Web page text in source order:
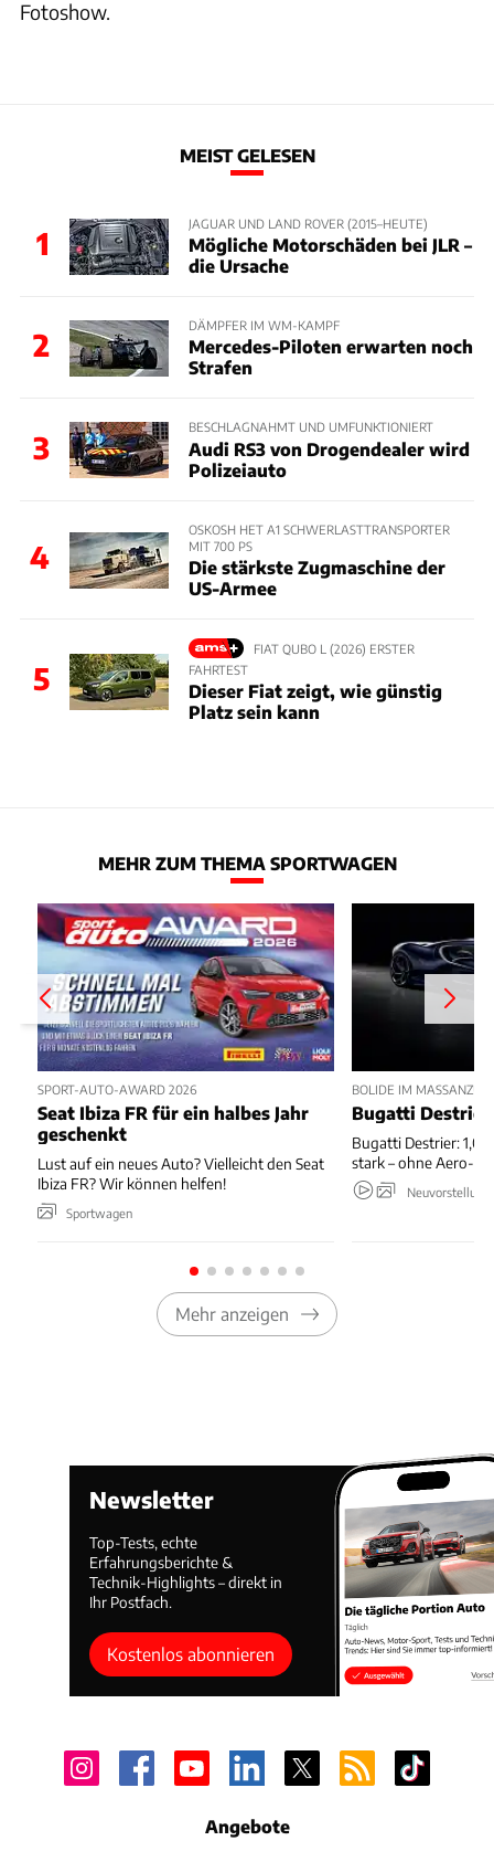
Fotoshow.
MEIST GELESEN
1
JAGUAR UND LAND ROVER (2015–HEUTE)
Mögliche Motorschäden bei JLR –
die Ursache
2
DÄMPFER IM WM-KAMPF
Mercedes-Piloten erwarten noch
Strafen
3
BESCHLAGNAHMT UND UMFUNKTIONIERT
Audi RS3 von Drogendealer wird
Polizeiauto
4
OSKOSH HET A1 SCHWERLASTTRANSPORTER
MIT 700 PS
Die stärkste Zugmaschine der
US-Armee
5
FIAT QUBO L (2026) ERSTER
FAHRTEST
Dieser Fiat zeigt, wie günstig
Platz sein kann
MEHR ZUM THEMA SPORTWAGEN
SPORT-AUTO-AWARD 2026
Seat Ibiza FR für ein halbes Jahr
geschenkt
Lust auf ein neues Auto? Vielleicht den Seat
Ibiza FR? Wir können helfen!
Sportwagen
BOLIDE IM MASSANZUG
Bugatti
Bugatti Destrier: 1,00
stark – ohne Aero-
Mehr anzeigen
Newsletter
Top-Tests, echte
Erfahrungsberichte &
Technik-Highlights – direkt in
Ihr Postfach.
Kostenlos abonnieren
Angebote